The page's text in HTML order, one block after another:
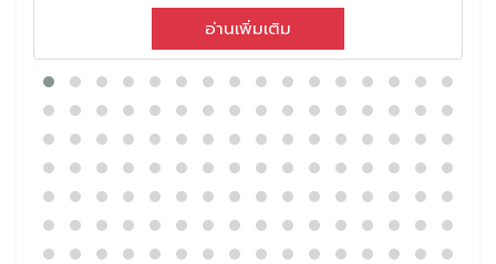
อ่านเพิ่มเติม